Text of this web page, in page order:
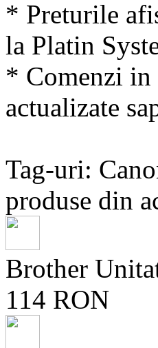
* Preturile
la Platin
* Comenzi in
actualizate
Tag-uri:
produse din
Brother
114 RON